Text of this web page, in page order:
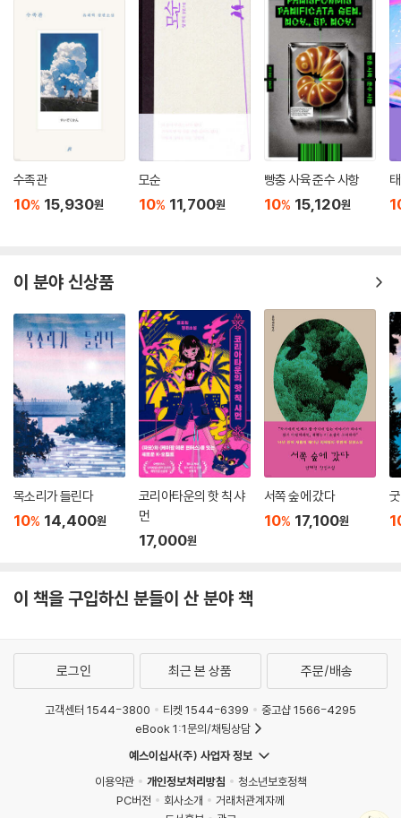
수족관
10% 15,930원
모순
10% 11,700원
빵충 사육 준수 사항
10% 15,120원
이 분야 신상품
목소리가 들린다
10% 14,400원
코리아타운의 핫 칙 샤
먼
17,000원
서쪽 숲에 갔다
10% 17,100원
이 책을 구입하신 분들이 산 분야 책
로그인 최근 본 상품 주문/배송
고객센터 1544-3800 티켓 1544-6399
중고샵 1566-4295
eBook 1:1문의/채팅상담
예스이십사(주) 사업자 정보
이용약관
개인정보처리방침
청소년보호정책
PC버전
회사소개
거래처관계자께